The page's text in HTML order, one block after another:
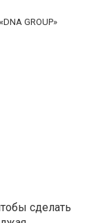
GROUP»
сделать